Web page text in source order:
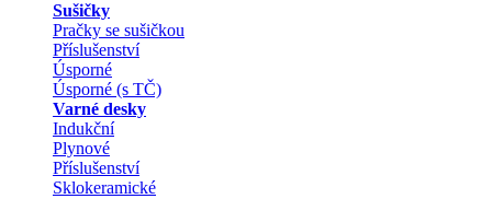
Sušičky
Pračky se sušičkou
Příslušenství
Úsporné
Úsporné (s TČ)
Varné desky
Indukční
Plynové
Příslušenství
Sklokeramické